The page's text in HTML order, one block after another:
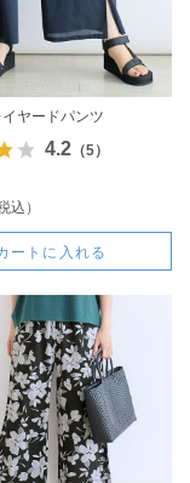
ヤードパンツ
4.2（5）
込）
ートに入れる